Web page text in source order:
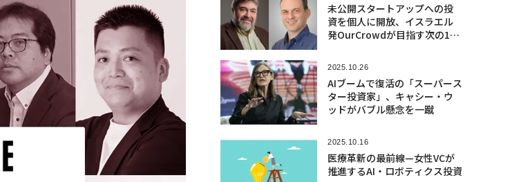
未公開スタートアップへの投
資を個人に開放、イスラエル
発OurCrowdが目指す次の10
2025.10.26
AIブームで復活の「スーパース
ター投資家」、キャシー・ウ
ッドがバブル懸念を一蹴
2025.10.16
医療革新の最前線—女性VCが
推進するAI・ロボティクス投資